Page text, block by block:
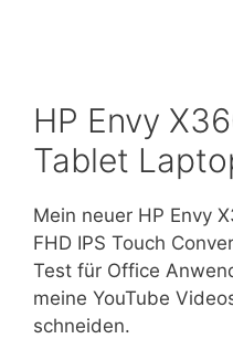
HP Envy
Tablet
Mein neuer HP Envy
FHD IPS Touch
Test für Office
meine YouTube
schneiden.